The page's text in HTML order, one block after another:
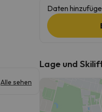
Alle sehen
Daten
Lage und